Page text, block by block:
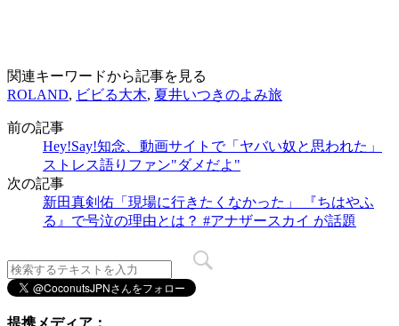
関連キーワードから記事を見る
ROLAND, ビビる大木, 夏井いつきのよみ旅
前の記事
Hey!Say!知念、動画サイトで「ヤバい奴と思われた」
ストレス語りファン"ダメだよ"
次の記事
新田真剣佑「現場に行きたくなかった」 『ちはやふ
る』で号泣の理由とは？ #アナザースカイ が話題